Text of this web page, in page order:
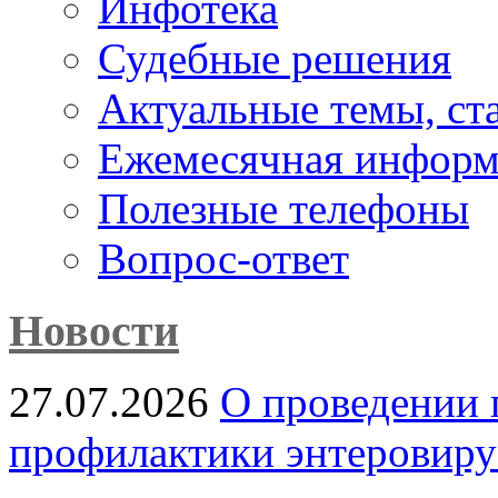
Судебные решения
Актуальные темы,
Ежемесячная
Полезные телефоны
Вопрос-ответ
Новости
27.07.2026 О проведении
профилактики